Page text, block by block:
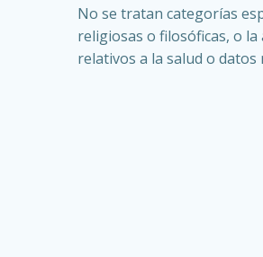
No se tratan categorías
religiosas o filosóficas, o
relativos a la salud o